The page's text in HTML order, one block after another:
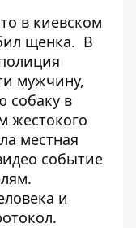
в киевском
щенка. В
мужчину,
собаку в
жестокого
местная
событие
и